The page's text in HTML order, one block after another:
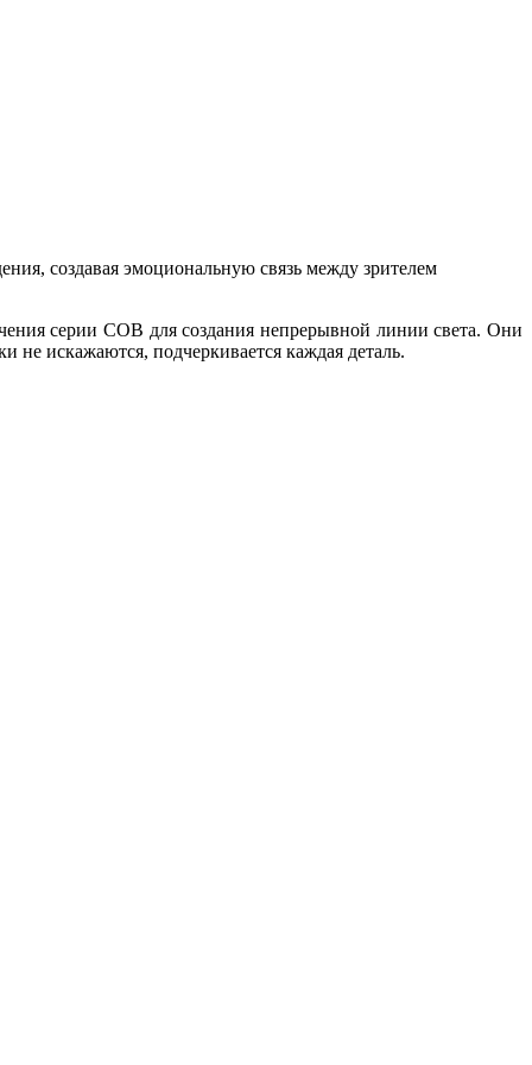
создавая эмоциональную связь между зрителем
серии COB для создания непрерывной линии света. Они
не искажаются, подчеркивается каждая деталь.